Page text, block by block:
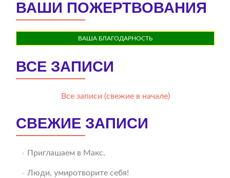
ВАШИ ПОЖЕРТВОВАНИЯ
ВАША БЛАГОДАРНОСТЬ
ВСЕ ЗАПИСИ
Все записи (свежие в начале)
СВЕЖИЕ ЗАПИСИ
Приглашаем в Макс.
Люди, умиротворите себя!